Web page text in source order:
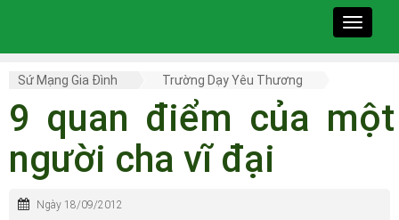
Toggle
Sứ Mạng Gia Đình Trường Dạy Yêu Thương
9 quan điểm của một
người cha vĩ đại
Ngày 18/09/2012